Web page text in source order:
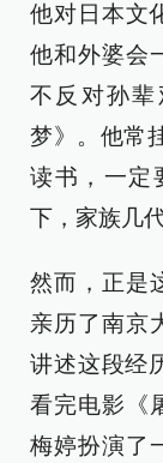
他对日本文
他和外婆会
不反对孙
梦》。他常
读书，一定
下，家族几
然而，正是
亲历了南京
讲述这段经
看完电影《
梅婷扮演了